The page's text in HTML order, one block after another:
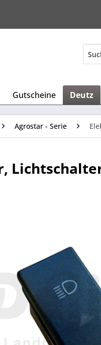
Gutscheine Deutz
Agrostar - Serie